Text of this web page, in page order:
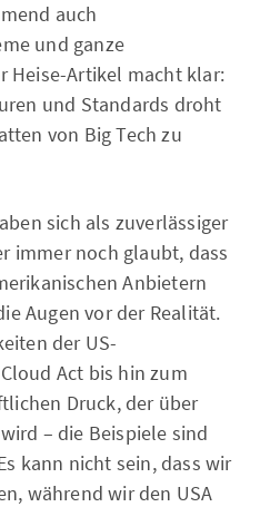
auch
und ganze
Heise-Artikel macht klar:
und Standards droht
von Big Tech zu
sich als zuverlässiger
immer noch glaubt, dass
Anbietern
Augen vor der Realität.
der US-
Act bis hin zum
Druck, der über
– die Beispiele sind
kann nicht sein, dass wir
während wir den USA